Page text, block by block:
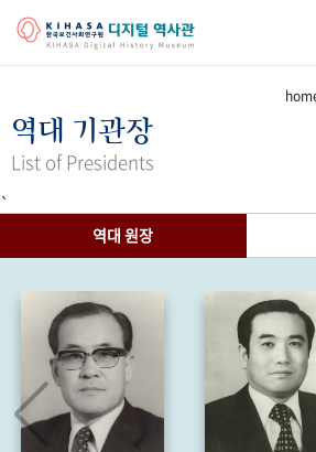
걸어온 길 기관 변천사
연구 역사
정책과 연구 키워드로 보는 연구 역사
기록물 아카이브
사진 아카이브 문서 기록물 행정박물
역대 기관장
List of Presidents
`
역대 원장